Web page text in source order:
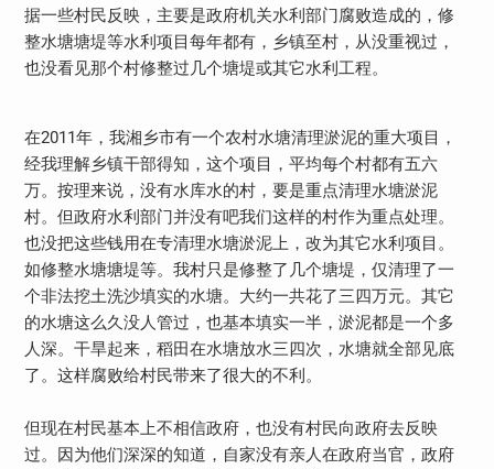
据一些村民反映，主要是政府机关水利部门腐败造成的，修
整水塘塘堤等水利项目每年都有，乡镇至村，从没重视过，
也没看见那个村修整过几个塘堤或其它水利工程。
在2011年，我湘乡市有一个农村水塘清理淤泥的重大项目，
经我理解乡镇干部得知，这个项目，平均每个村都有五六
万。按理来说，没有水库水的村，要是重点清理水塘淤泥
村。但政府水利部门并没有吧我们这样的村作为重点处理。
也没把这些钱用在专清理水塘淤泥上，改为其它水利项目。
如修整水塘塘堤等。我村只是修整了几个塘堤，仅清理了一
个非法挖土洗沙填实的水塘。大约一共花了三四万元。其它
的水塘这么久没人管过，也基本填实一半，淤泥都是一个多
人深。干旱起来，稻田在水塘放水三四次，水塘就全部见底
了。这样腐败给村民带来了很大的不利。
但现在村民基本上不相信政府，也没有村民向政府去反映
过。因为他们深深的知道，自家没有亲人在政府当官，政府